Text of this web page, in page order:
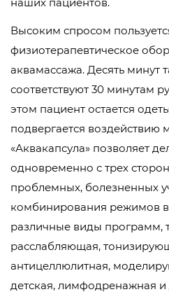
Высоким спросом
физиотерапевтическое
аквамассажа. Десять минут
соответствуют 30 минутам
этом пациент остается
подвергается воздействию
«Аквакапсула» позволяет
одновременно с трех
проблемных, болезненных
комбинирования режимов
различные виды программ,
расслабляющая,
антицеллюлитная,
детская, лимфодренажная и